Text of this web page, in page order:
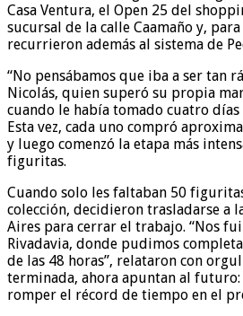
Casa Ventura, el Open 25 del
sucursal de la calle Caamaño y,
recurrieron además al sistema de
“No pensábamos que iba a ser tan
Nicolás, quien superó su propia
cuando le había tomado cuatro
Esta vez, cada uno compró
y luego comenzó la etapa más
figuritas.
Cuando solo les faltaban 50
colección, decidieron trasladarse a
Aires para cerrar el trabajo. “Nos
Rivadavia, donde pudimos
de las 48 horas”, relataron con
terminada, ahora apuntan al futuro:
romper el récord de tiempo en el